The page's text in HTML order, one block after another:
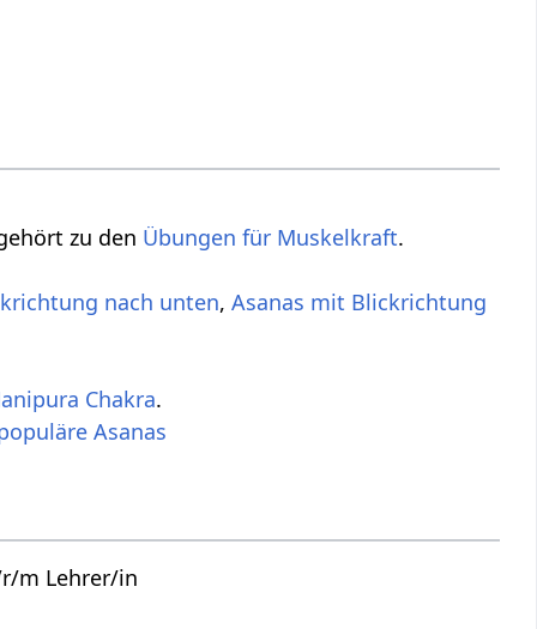
zu den Übungen für Muskelkraft.
nach unten,Asanas mit Blickrichtung
Chakra.
Asanas
m Lehrer/in